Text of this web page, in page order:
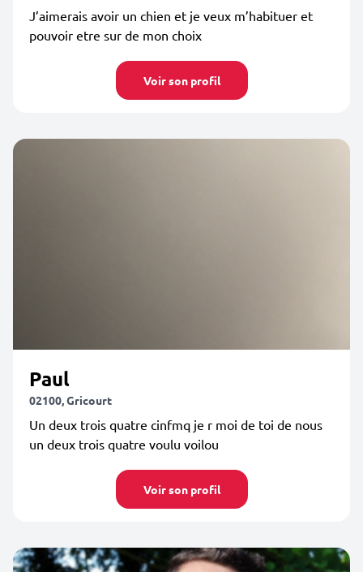
J’aimerais avoir un chien et je veux m’habituer et
pouvoir etre sur de mon choix
Voir son profil
Paul
02100, Gricourt
Un deux trois quatre cinfmq je r moi de toi de nous
un deux trois quatre voulu voilou
Voir son profil